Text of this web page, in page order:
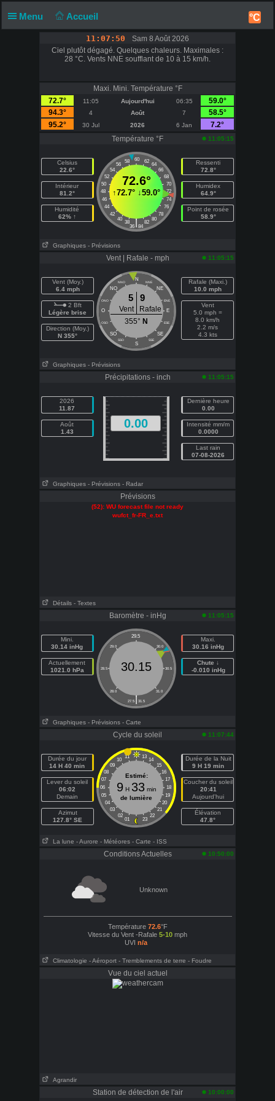
Menu Accueil °C
11:07:51
Sam 8 Août 2026
Ciel plutôt dégagé. Quelques chaleurs. Maximales :
28 °C. Vents NNE soufflant de 10 à 15 km/h.
Maxi. Mini. Température °F
72.7°
11:05 Aujourd'hui 06:35
59.0°
94.3°
4 Août 7
58.5°
95.2°
30 Jul 2026 6 Jan
7.2°
Température °F
11:05:15
Celsius
22.6°
Intérieur
81.2°
Humidité
62% ↑
60
58 62
56
64
54
66
52
68
50
70
48
72
46
74
44
76
42
78
40
80
38 82
|
36 84
72.6°
↑72.7° ↓59.0°
Ressenti
72.8°
Humidex
64.9°
Point de rosée
58.9°
Graphiques - Prévisions
Vent | Rafale - mph 11:05:15
Vent (Moy.)
6.4 mph
2 Bft
Légère brise
Direction (Moy.)
N 355°
N
NNO NNE
NO NE
ONO ENE
O E
OSO ESE
SO SE
SSO SSE
S
5 9
Vent
Rafale
355° N
Rafale (Maxi.)
10.0 mph
Vent
5.0 mph =
8.0 km/h
2.2 m/s
4.3 kts
Graphiques - Prévisions
Précipitations - inch 11:05:15
2026
11.87
Août
1.43
0.00
Dernière heure
0.00
Intensité mm/m
0.0000
Last rain
07-08-2026
Graphiques - Prévisions - Radar
Prévisions
(52): WU forecast file not ready
wufct_fr-FR_e.txt
Détails - Textes
Baromètre - inHg 11:05:15
Mini.
30.14 inHg
Actuellement
1021.0 hPa
29.5
29.0 30.0
28.5 30.5
28.0 31.0
|
27.5 31.5
30.15
Maxi.
30.16 inHg
Chute ↓
-0.010 inHg
Graphiques - Prévisions - Carte
Cycle du soleil 11:07:44
Durée du jour
14 H 40 min
Lever du soleil
06:02
Demain
Azimut
127.8° SE
11 13
10
14
09
15
08
16
07
17
06
18
05
19
04
20
03
21
02
22
01 23
Estimé:
9H 33min
de lumière
Durée de la Nuit
9 H 19 min
Coucher du soleil
20:41
Aujourd'hui
Élévation
47.8°
La lune - Aurore - Météores - Carte - ISS
Conditions Actuelles 10:50:00
Unknown
Température 72.6°F
Vitesse du Vent -Rafale 5-10 mph
UVI n/a
Climatologie - Aéroport - Tremblements de terre - Foudre
Vue du ciel actuel
Agrandir
Station de détection de l'air 10:00:00